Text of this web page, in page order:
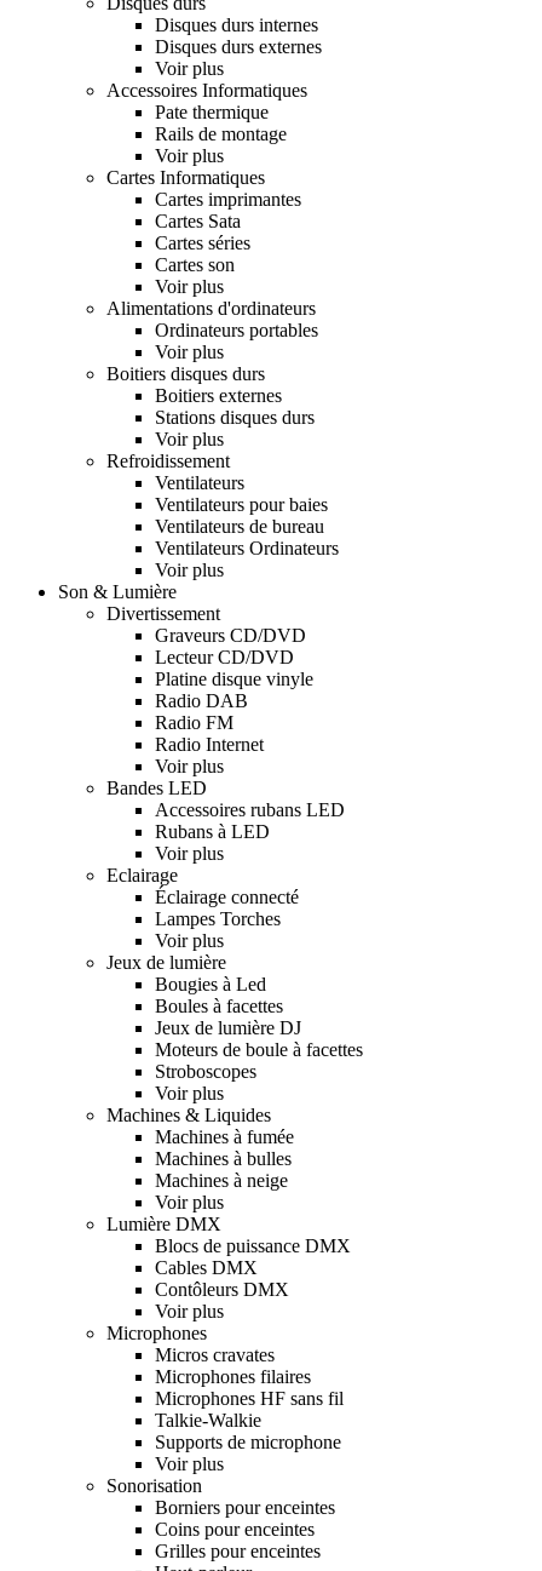
Disques durs internes
Disques durs externes
Voir plus
Accessoires Informatiques
Pate thermique
Rails de montage
Voir plus
Cartes Informatiques
Cartes imprimantes
Cartes Sata
Cartes séries
Cartes son
Voir plus
Alimentations d'ordinateurs
Ordinateurs portables
Voir plus
Boitiers disques durs
Boitiers externes
Stations disques durs
Voir plus
Refroidissement
Ventilateurs
Ventilateurs pour baies
Ventilateurs de bureau
Ventilateurs Ordinateurs
Voir plus
Son & Lumière
Divertissement
Graveurs CD/DVD
Lecteur CD/DVD
Platine disque vinyle
Radio DAB
Radio FM
Radio Internet
Voir plus
Bandes LED
Accessoires rubans LED
Rubans à LED
Voir plus
Eclairage
Éclairage connecté
Lampes Torches
Voir plus
Jeux de lumière
Bougies à Led
Boules à facettes
Jeux de lumière DJ
Moteurs de boule à facettes
Stroboscopes
Voir plus
Machines & Liquides
Machines à fumée
Machines à bulles
Machines à neige
Voir plus
Lumière DMX
Blocs de puissance DMX
Cables DMX
Contôleurs DMX
Voir plus
Microphones
Micros cravates
Microphones filaires
Microphones HF sans fil
Talkie-Walkie
Supports de microphone
Voir plus
Sonorisation
Borniers pour enceintes
Coins pour enceintes
Grilles pour enceintes